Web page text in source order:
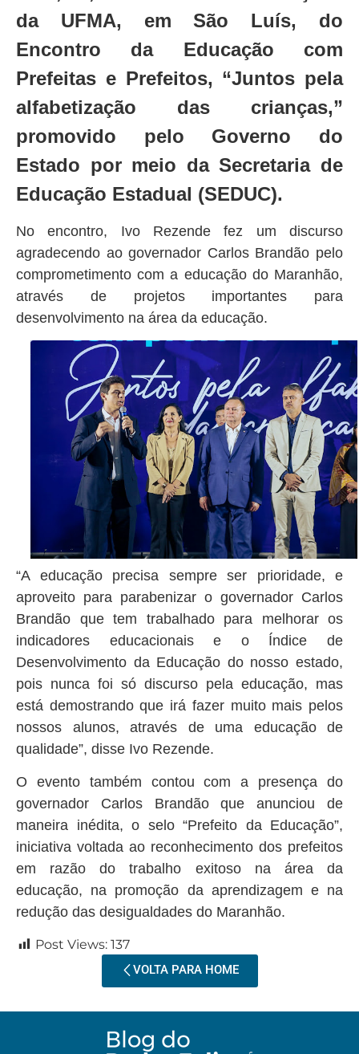
da UFMA, em São Luís, do
Encontro da Educação com
Prefeitas e Prefeitos, “Juntos pela
alfabetização das crianças,”
promovido pelo Governo do
Estado por meio da Secretaria de
Educação Estadual (SEDUC).
No encontro, Ivo Rezende fez um discurso
agradecendo ao governador Carlos Brandão pelo
comprometimento com a educação do Maranhão,
através de projetos importantes para
desenvolvimento na área da educação.
“A educação precisa sempre ser prioridade, e
aproveito para parabenizar o governador Carlos
Brandão que tem trabalhado para melhorar os
indicadores educacionais e o Índice de
Desenvolvimento da Educação do nosso estado,
pois nunca foi só discurso pela educação, mas
está demostrando que irá fazer muito mais pelos
nossos alunos, através de uma educação de
qualidade”, disse Ivo Rezende.
O evento também contou com a presença do
governador Carlos Brandão que anunciou de
maneira inédita, o selo “Prefeito da Educação”,
iniciativa voltada ao reconhecimento dos prefeitos
em razão do trabalho exitoso na área da
educação, na promoção da aprendizagem e na
redução das desigualdades do Maranhão.
Post Views: 137
VOLTA PARA HOME